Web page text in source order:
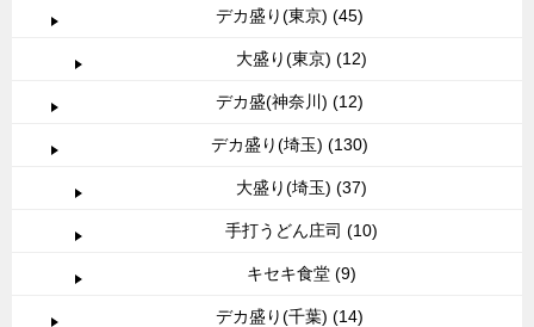
デカ盛り(東京) (45)
大盛り(東京) (12)
デカ盛(神奈川) (12)
デカ盛り(埼玉) (130)
大盛り(埼玉) (37)
手打うどん庄司 (10)
キセキ食堂 (9)
デカ盛り(千葉) (14)